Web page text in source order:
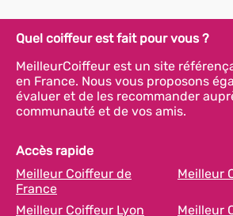
Quel coiffeur est fait pour vous ?
MeilleurCoiffeur est un site
en France. Nous vous proposons
évaluer et de les recommander
communauté et de vos amis.
Accès rapide
Meilleur Coiffeur de
France
Meilleur
Meilleur Coiffeur Lyon
Meilleur